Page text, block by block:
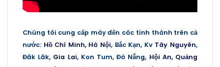
Chúng tôi cung cấp máy đến các tỉnh thành trên cả
nước: Hồ Chí Minh, Hà Nội, Bắc Kạn, Kv Tây Nguyên,
Đăk Lăk, Gia Lai, Kon Tum, Đà Nẵng, Hội An, Quảng